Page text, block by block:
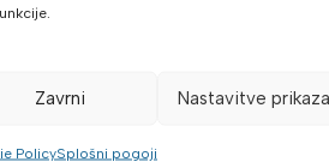
Zavrni Nastavitve prikaza
PolicySplošni pogoji